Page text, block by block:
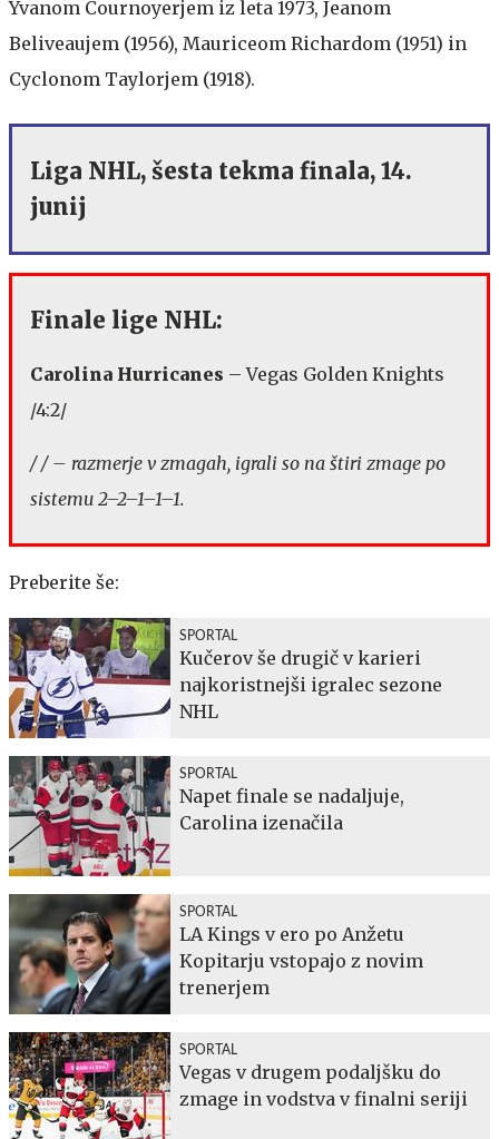
Yvanom Cournoyerjem iz leta 1973, Jeanom
Beliveaujem (1956), Mauriceom Richardom (1951) in
Cyclonom Taylorjem (1918).
Liga NHL, šesta tekma finala, 14.
junij
Finale lige NHL:
Carolina Hurricanes – Vegas Golden Knights
/4:2/
/ / – razmerje v zmagah, igrali so na štiri zmage po
sistemu 2–2–1–1–1.
Preberite še:
SPORTAL
Kučerov še drugič v karieri
najkoristnejši igralec sezone
NHL
SPORTAL
Napet finale se nadaljuje,
Carolina izenačila
SPORTAL
LA Kings v ero po Anžetu
Kopitarju vstopajo z novim
trenerjem
SPORTAL
Vegas v drugem podaljšku do
zmage in vodstva v finalni seriji